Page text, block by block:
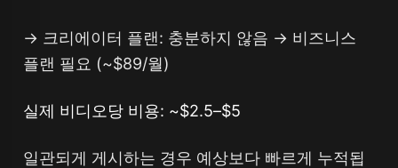
→ 크리에이터 플랜: 충분하지 않음 → 비즈니스
플랜 필요 (~$89/월)
실제 비디오당 비용: ~$2.5–$5
일관되게 게시하는 경우 예상보다 빠르게 누적됩